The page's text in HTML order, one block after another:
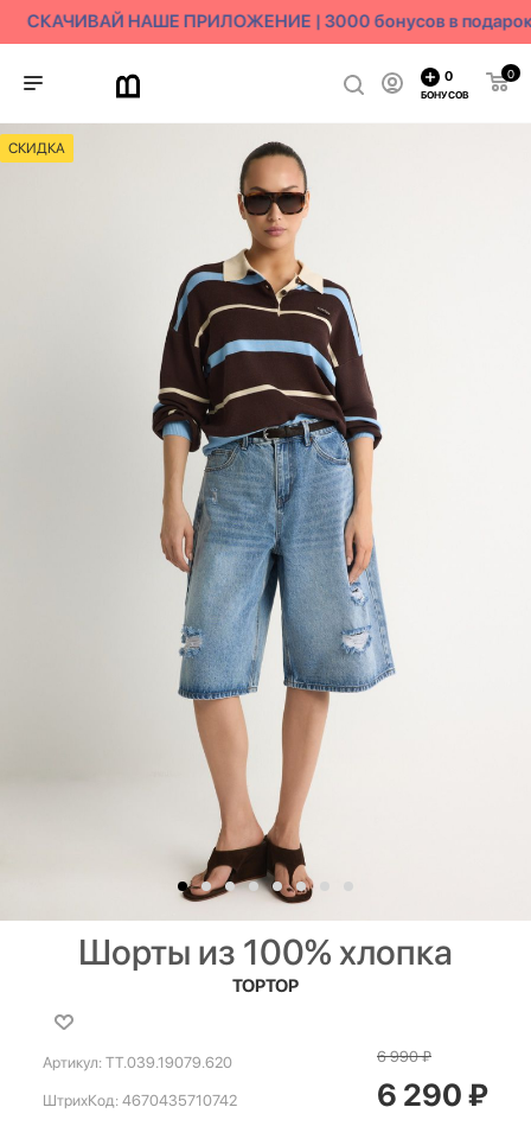
СКАЧИВАЙ НАШЕ ПРИЛОЖЕНИЕ | 3000 бонусов в подарок
0
0
БОНУСОВ
СКИДКА
Шорты из 100% хлопка
TOPTOP
Артикул: TT.039.19079.620
ШтрихКод: 4670435710742
6 990₽
6 290₽